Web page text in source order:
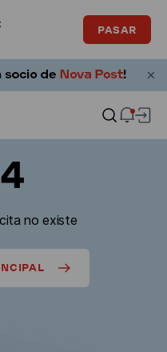
PASAR
no existe